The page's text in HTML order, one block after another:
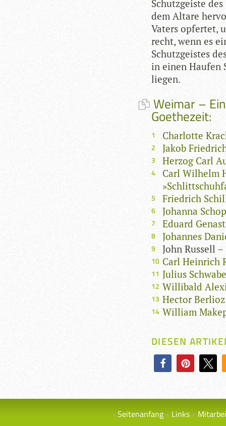
Schutz­geiste
dem Altare
Vaters opfer­tet,
recht, wenn es
Schutz­geis­tes
in einen Hau­fen
liegen.
Weimar –
Goethezeit:
Charlotte
Jakob
Herzog Carl
Carl Wilhelm
Friedrich
Johanna
Eduard
Johannes
John Russell
Carl Heinrich
Julius
Willibald
Hector
William
DIESEN
Seitenanfang Links